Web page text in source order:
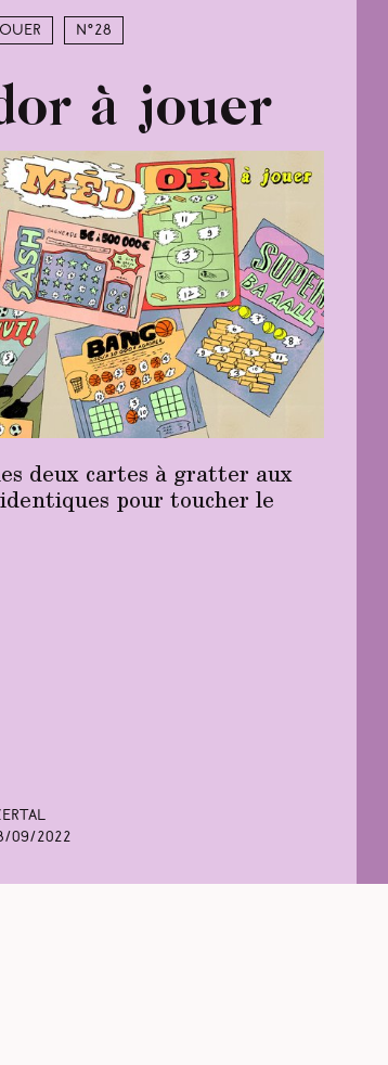
N°28
à jouer
deux cartes à gratter aux
pour toucher le
09/2022